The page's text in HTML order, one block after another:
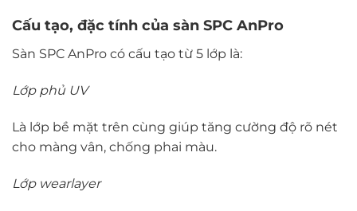
Cấu tạo, đặc tính của sàn SPC AnPro
Sàn SPC AnPro có cấu tạo từ 5 lớp là:
Lớp phủ UV
Là lớp bề mặt trên cùng giúp tăng cường độ rõ nét
cho màng vân, chống phai màu.
Lớp wearlayer